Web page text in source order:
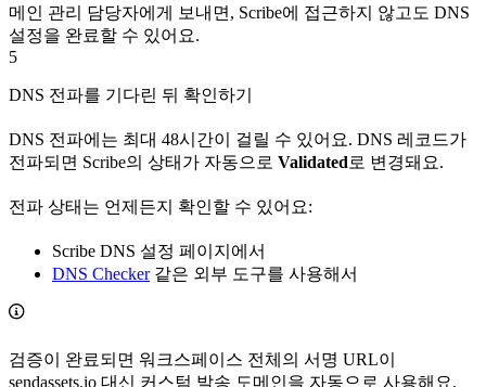
메인 관리 담당자에게 보내면, Scribe에 접근하지 않고도 DNS
설정을 완료할 수 있어요.
5
DNS 전파를 기다린 뒤 확인하기
DNS 전파에는 최대 48시간이 걸릴 수 있어요. DNS 레코드가
전파되면 Scribe의 상태가 자동으로 Validated로 변경돼요.
전파 상태는 언제든지 확인할 수 있어요:
Scribe DNS 설정 페이지에서
DNS Checker같은 외부 도구를 사용해서
검증이 완료되면 워크스페이스 전체의 서명 URL이
sendassets.io 대신 커스텀 발송 도메인을 자동으로 사용해요.